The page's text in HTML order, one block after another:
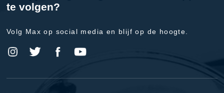
te volgen?
Volg Max op social media en blijf op de hoogte.